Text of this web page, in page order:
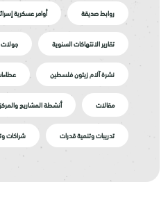
روابط صديقة أوامر عسكرية
تقارير الانتهاكات السنوية جولات
نشرة آلام زيتون فلسطين
مقالات أنشطة المشاريع والمركز
تدريبات وتنمية قدرات شراكات